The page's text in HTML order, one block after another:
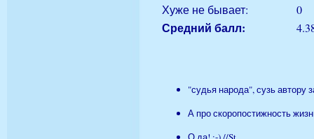
Хуже не бывает:
0
Средний балл:
"судья народа", сузь автору
А про скоропостижность